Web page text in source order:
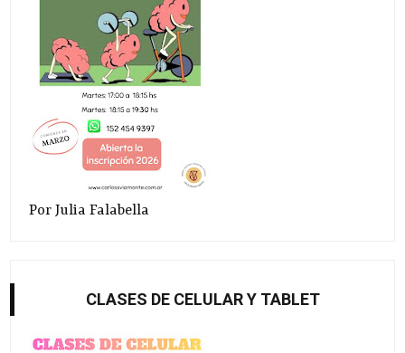
Por Julia Falabella
CLASES DE CELULAR Y TABLET